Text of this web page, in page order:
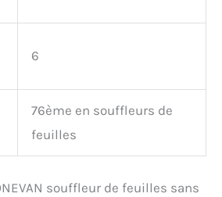
6
76ème en souffleurs de
feuilles
souffleur de feuilles sans